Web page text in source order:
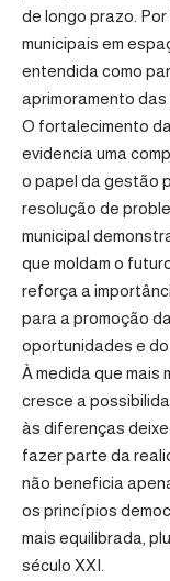
de longo prazo.
municipais em
entendida como
aprimoramento
O fortalecimento
evidencia uma
o papel da gestão
resolução de
municipal
que moldam o
reforça a
para a promoção
oportunidades e
À medida que mais
cresce a
às diferenças
fazer parte da
não beneficia
os princípios
mais equilibrada,
século XXI.